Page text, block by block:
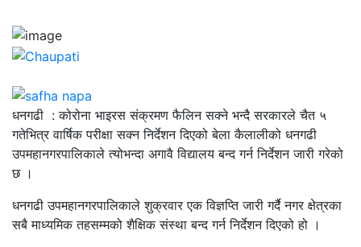
धनगढी : कोरोना भाइरस संक्रमण फैलिन सक्ने भन्दै सरकारले चैत ५
गतेभित्र वार्षिक परीक्षा सक्न निर्देशन दिएको बेला कैलालीको धनगढी
उपमहानगरपालिकाले त्योभन्दा अगावै विद्यालय बन्द गर्न निर्देशन जारी गरेको
छ ।
धनगढी उपमहानगरपालिकाले शुक्रवार एक विज्ञप्ति जारी गर्दै नगर क्षेत्रका
सबै माध्यमिक तहसम्मको शैक्षिक संस्था बन्द गर्न निर्देशन दिएको हो ।